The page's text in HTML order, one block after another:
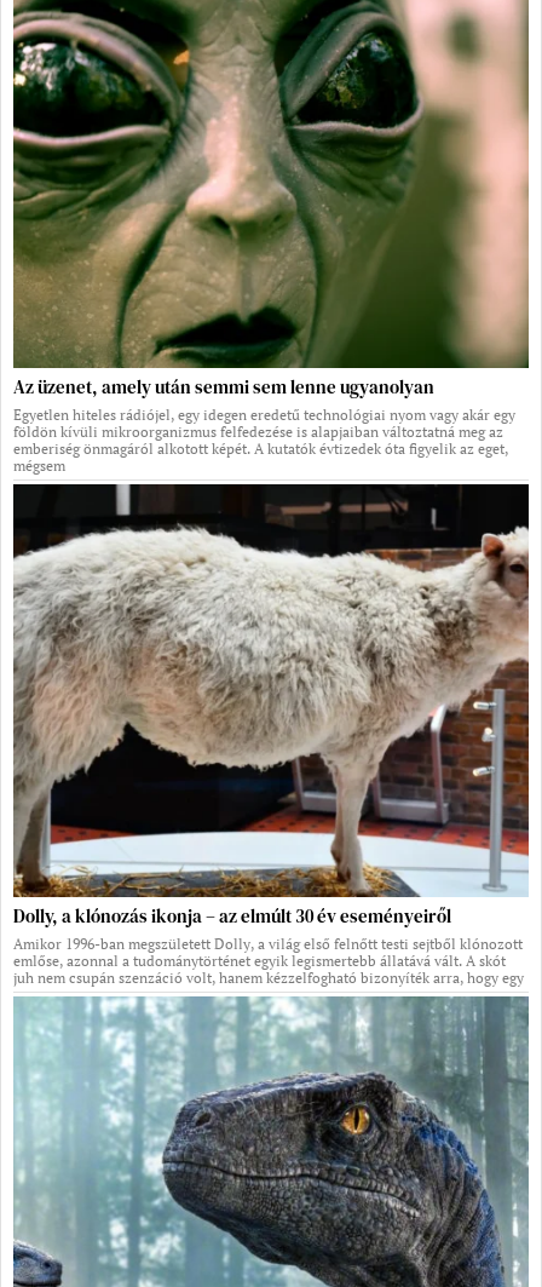
Az üzenet, amely után semmi sem lenne ugyanolyan
Egyetlen hiteles rádiójel, egy idegen eredetű technológiai nyom vagy akár egy
földön kívüli mikroorganizmus felfedezése is alapjaiban változtatná meg az
emberiség önmagáról alkotott képét. A kutatók évtizedek óta figyelik az eget,
mégsem
Dolly, a klónozás ikonja – az elmúlt 30 év eseményeiről
Amikor 1996-ban megszületett Dolly, a világ első felnőtt testi sejtből klónozott
emlőse, azonnal a tudománytörténet egyik legismertebb állatává vált. A skót
juh nem csupán szenzáció volt, hanem kézzelfogható bizonyíték arra, hogy egy